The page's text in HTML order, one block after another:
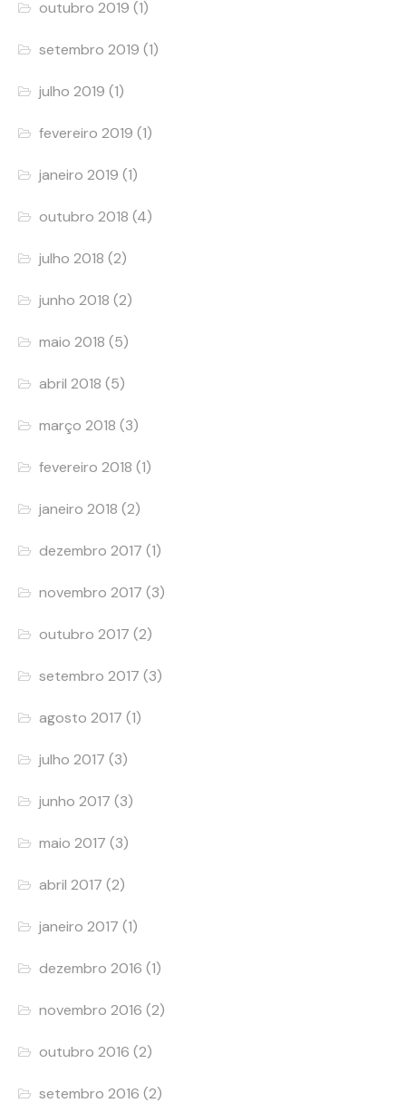
outubro 2019 (1)
setembro 2019 (1)
julho 2019 (1)
fevereiro 2019 (1)
janeiro 2019 (1)
outubro 2018 (4)
julho 2018 (2)
junho 2018 (2)
maio 2018 (5)
abril 2018 (5)
março 2018 (3)
fevereiro 2018 (1)
janeiro 2018 (2)
dezembro 2017 (1)
novembro 2017 (3)
outubro 2017 (2)
setembro 2017 (3)
agosto 2017 (1)
julho 2017 (3)
junho 2017 (3)
maio 2017 (3)
abril 2017 (2)
janeiro 2017 (1)
dezembro 2016 (1)
novembro 2016 (2)
outubro 2016 (2)
setembro 2016 (2)